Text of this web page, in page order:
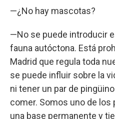
—¿No hay mascotas?
—No se puede introducir
fauna autóctona. Está
Madrid que regula toda
se puede influir sobre la
ni tener un par de
comer. Somos uno de
una base permanente y